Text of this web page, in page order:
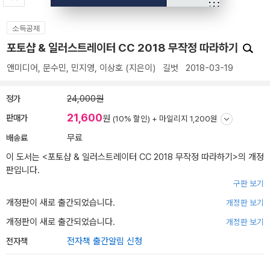
소득공제
포토샵 & 일러스트레이터 CC 2018 무작정 따라하기
앤미디어, 문수민, 민지영, 이상호 (지은이) 길벗 2018-03-19
정가 24,000원
판매가 21,600원 (10% 할인) + 마일리지 1,200원
배송료
무료
이 도서는 <포토샵 & 일러스트레이터 CC 2018 무작정 따라하기 >의 개정
판입니다.
구판 보기
개정판이 새로 출간되었습니다. 개정판 보기
개정판이 새로 출간되었습니다. 개정판 보기
전자책 전자책 출간알림 신청